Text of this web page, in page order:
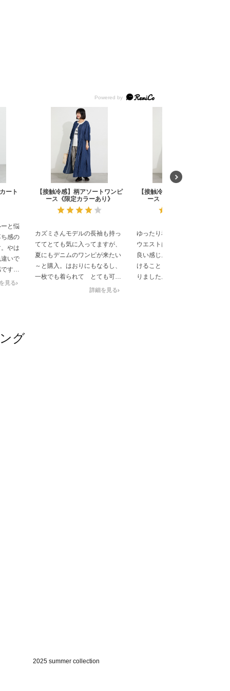
ート
見る
と悩
感の
やは
いで
す
を履
【接触冷感】柄アソートワンピ
ース《限定カラーあり》
詳細を見る
カズミさんモデルの長袖も持っ
ててとても気に入ってますが、
夏にもデニムのワンピが来たい
～と購入。はおりにもなるし、
一枚でも着られて とても可愛
【接触冷感】柄アソートワンピ
ース《限定カラーあり》
ゆったり着ることができるし、
ウエストは紐で程よく絞れて、
良い感じ。涼しいけど生地が透
けることもない。とても気に入
りました。嬉しい〜、
グ